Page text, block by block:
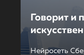
Говорит и
Нейросеть